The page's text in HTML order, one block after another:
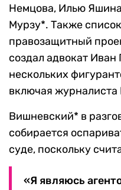
Немцова, Илью
Мурзу*. Также
правозащитный
создал адвокат
нескольких
включая
Вишневский* в
собирается
суде, поскольку
«Я являюсь